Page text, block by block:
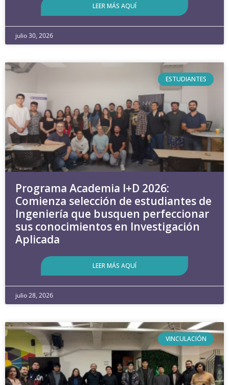
LEER MÁS AQUÍ
julio 30, 2026
ESTUDIANTES
Programa Academia I+D 2026:
Comienza selección de estudiantes de
Ingeniería que busquen perfeccionar
sus conocimientos en Investigación
Aplicada
LEER MÁS AQUÍ
julio 28, 2026
VINCULACIÓN